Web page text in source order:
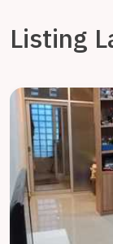
Listing